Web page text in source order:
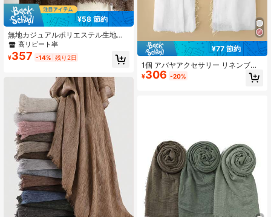
¥58 節約
無地カジュアルポリエステル生地、
アクセサリー、ホリデー
高リピート率
¥357 -14% 残り2日
¥77 節約
1個 アバヤアクセサリー リネンブレ
ンドスカーフ、無地ヘッドスカー
フ、日除けカジュアルスカーフ、デ
¥306 -20%